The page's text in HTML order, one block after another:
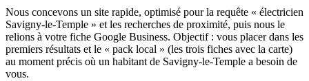
Nous concevons un site rapide, optimisé pour la requête « électricien
Savigny-le-Temple » et les recherches de proximité, puis nous le
relions à votre fiche Google Business. Objectif : vous placer dans les
premiers résultats et le « pack local » (les trois fiches avec la carte)
au moment précis où un habitant de Savigny-le-Temple a besoin de
vous.